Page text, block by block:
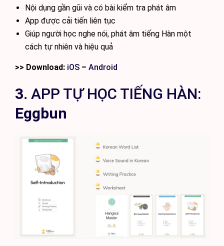
Nội dụng gần gũi và có bài kiểm tra phát âm
App được cải tiến liên tục
Giúp người học nghe nói, phát âm tiếng Hàn một
cách tự nhiên và hiệu quả
>> Download: iOS – Android
3. APP TỰ HỌC TIẾNG HÀN:
Eggbun